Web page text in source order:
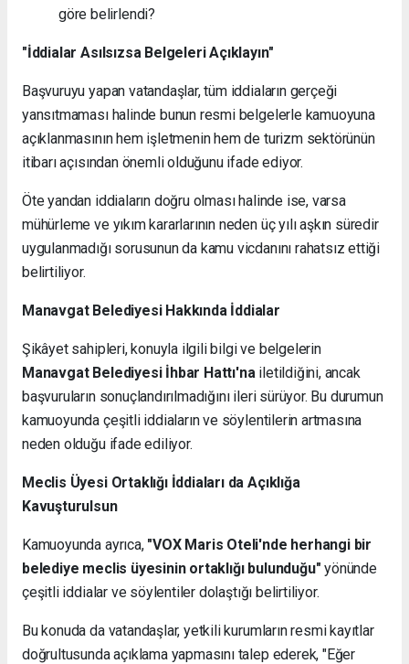
göre belirlendi?
"İddialar Asılsızsa Belgeleri Açıklayın"
Başvuruyu yapan vatandaşlar, tüm iddiaların gerçeği
yansıtmaması halinde bunun resmi belgelerle kamuoyuna
açıklanmasının hem işletmenin hem de turizm sektörünün
itibarı açısından önemli olduğunu ifade ediyor.
Öte yandan iddiaların doğru olması halinde ise, varsa
mühürleme ve yıkım kararlarının neden üç yılı aşkın süredir
uygulanmadığı sorusunun da kamu vicdanını rahatsız ettiği
belirtiliyor.
Manavgat Belediyesi Hakkında İddialar
Şikâyet sahipleri, konuyla ilgili bilgi ve belgelerin
Manavgat Belediyesi İhbar Hattı'na iletildiğini, ancak
başvuruların sonuçlandırılmadığını ileri sürüyor. Bu durumun
kamuoyunda çeşitli iddiaların ve söylentilerin artmasına
neden olduğu ifade ediliyor.
Meclis Üyesi Ortaklığı İddiaları da Açıklığa
Kavuşturulsun
Kamuoyunda ayrıca, "VOX Maris Oteli'nde herhangi bir
belediye meclis üyesinin ortaklığı bulunduğu" yönünde
çeşitli iddialar ve söylentiler dolaştığı belirtiliyor.
Bu konuda da vatandaşlar, yetkili kurumların resmi kayıtlar
doğrultusunda açıklama yapmasını talep ederek, "Eğer